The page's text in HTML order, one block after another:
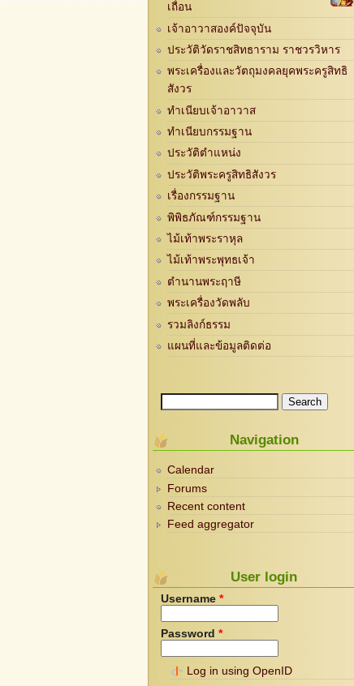
เถื่อน
เจ้าอาวาสองค์ปัจจุบัน
ประวัติวัดราชสิทธาราม ราชวรวิหาร
พระเครื่องและวัตถุมงคลยุคพระครูสิทธิ
สังวร
ทำเนียบเจ้าอาวาส
ทำเนียบกรรมฐาน
ประวัติตำแหน่ง
ประวัติพระครูสิทธิสังวร
เรื่องกรรมฐาน
พิพิธภัณฑ์กรรมฐาน
ไม้เท้าพระราหุล
ไม้เท้าพระพุทธเจ้า
ตำนานพระฤาษี
พระเครื่องวัดพลับ
รวมลิงก์ธรรม
แผนที่และข้อมูลติดต่อ
Navigation
Calendar
Forums
Recent content
Feed aggregator
User login
Username *
Password *
Log in using OpenID